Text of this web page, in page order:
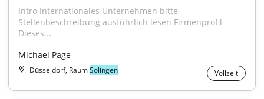
Intro Internationales Unternehmen bitte
Stellenbeschreibung ausführlich lesen Firmenprofil
Dieses...
Michael Page
Düsseldorf, RaumSolingen Vollzeit